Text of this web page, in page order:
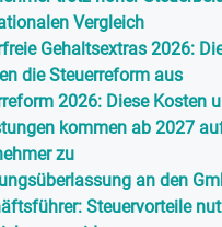
Vergleich
Gehaltsextras 2026:
die Steuerreform aus
2026: Diese Kosten
kommen ab 2027
zu
an den
Steuervorteile